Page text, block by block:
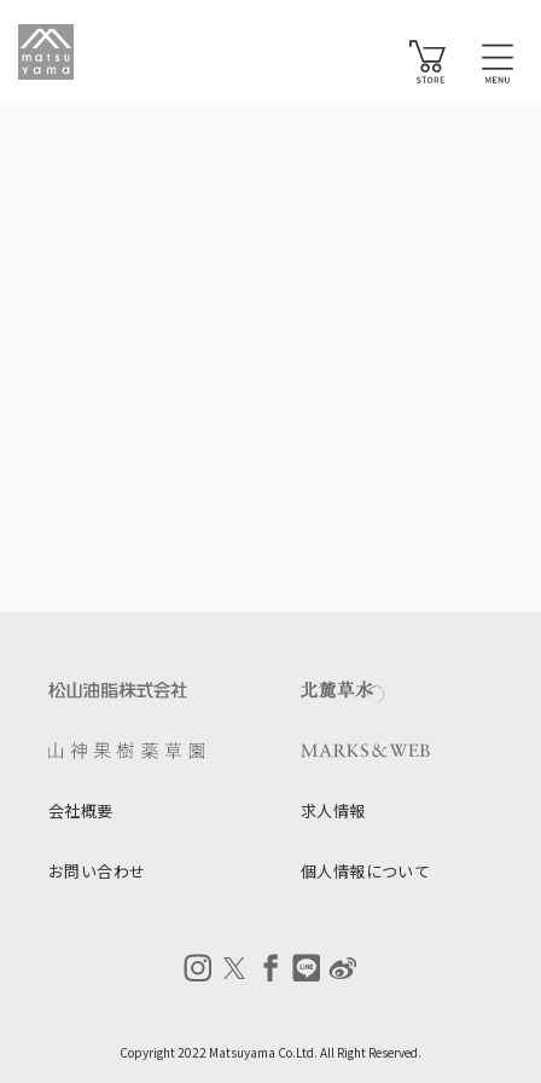
会社概要 求人情報
お問い合わせ 個人情報について
Copyright 2022 Matsuyama Co.Ltd. All Right Reserved.